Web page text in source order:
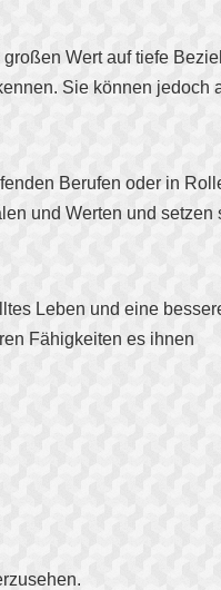
Wert auf tiefe
Sie können jedoch
Berufen oder in
und Werten und setzen
Leben und eine
Fähigkeiten es ihnen